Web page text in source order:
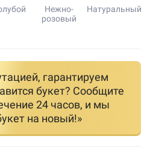
Нежно-
розовый
Натуральный
гарантируем
букет? Сообщите
24 часов, и мы
на новый!»